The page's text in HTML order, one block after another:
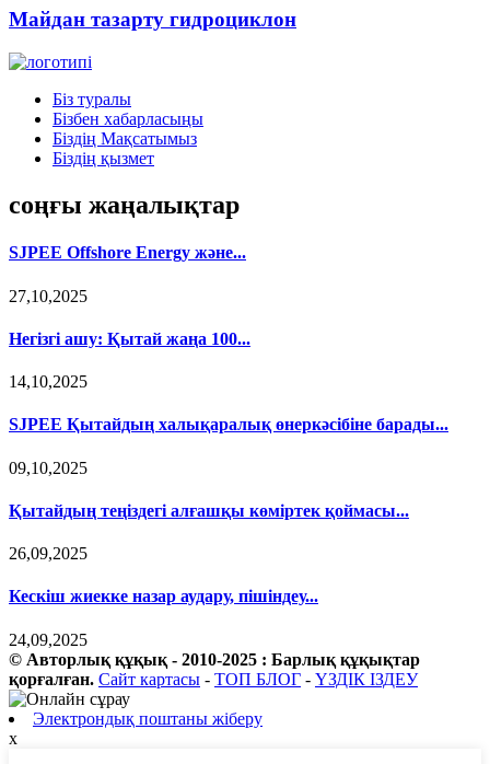
Майдан тазарту гидроциклон
Біз туралы
Бізбен хабарласыңы
Біздің Мақсатымыз
Біздің қызмет
соңғы жаңалықтар
SJPEE Offshore Energy және...
27,10,2025
Негізгі ашу: Қытай жаңа 100...
14,10,2025
SJPEE Қытайдың халықаралық өнеркәсібіне барады...
09,10,2025
Қытайдың теңіздегі алғашқы көміртек қоймасы...
26,09,2025
Кескіш жиекке назар аудару, пішіндеу...
24,09,2025
© Авторлық құқық - 2010-2025 : Барлық құқықтар
қорғалған. Сайт картасы - ТОП БЛОГ - ҮЗДІК ІЗДЕУ
Электрондық поштаны жіберу
x